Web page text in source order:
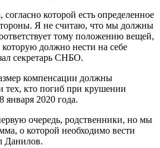
которой есть определенное
Я не считаю, что мы должны
тому положению вещей,
которую должно нести на себе
секретарь СНБО.
компенсации должны
тех, кто погиб при крушении
января 2020 года.
очередь, родственники, но мы
о которой необходимо вести
Данилов.